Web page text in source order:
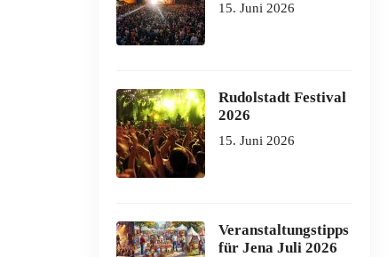
15. Juni 2026
Rudolstadt Festival
2026
15. Juni 2026
Veranstaltungstipps
für Jena Juli 2026